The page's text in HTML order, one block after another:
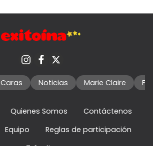
Caras Noticias Marie Claire
Quienes Somos
Contáctenos
Equipo
Reglas de participación